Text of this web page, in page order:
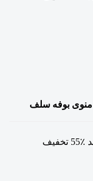
منوی بوفه سلف
55٪ تخفیف